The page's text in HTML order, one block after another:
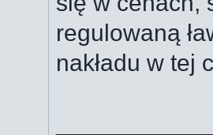
regulowaną
nakładu w tej